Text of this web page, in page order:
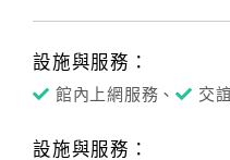
合
設施與服務：
館內上網服務、 交
設施與服務：